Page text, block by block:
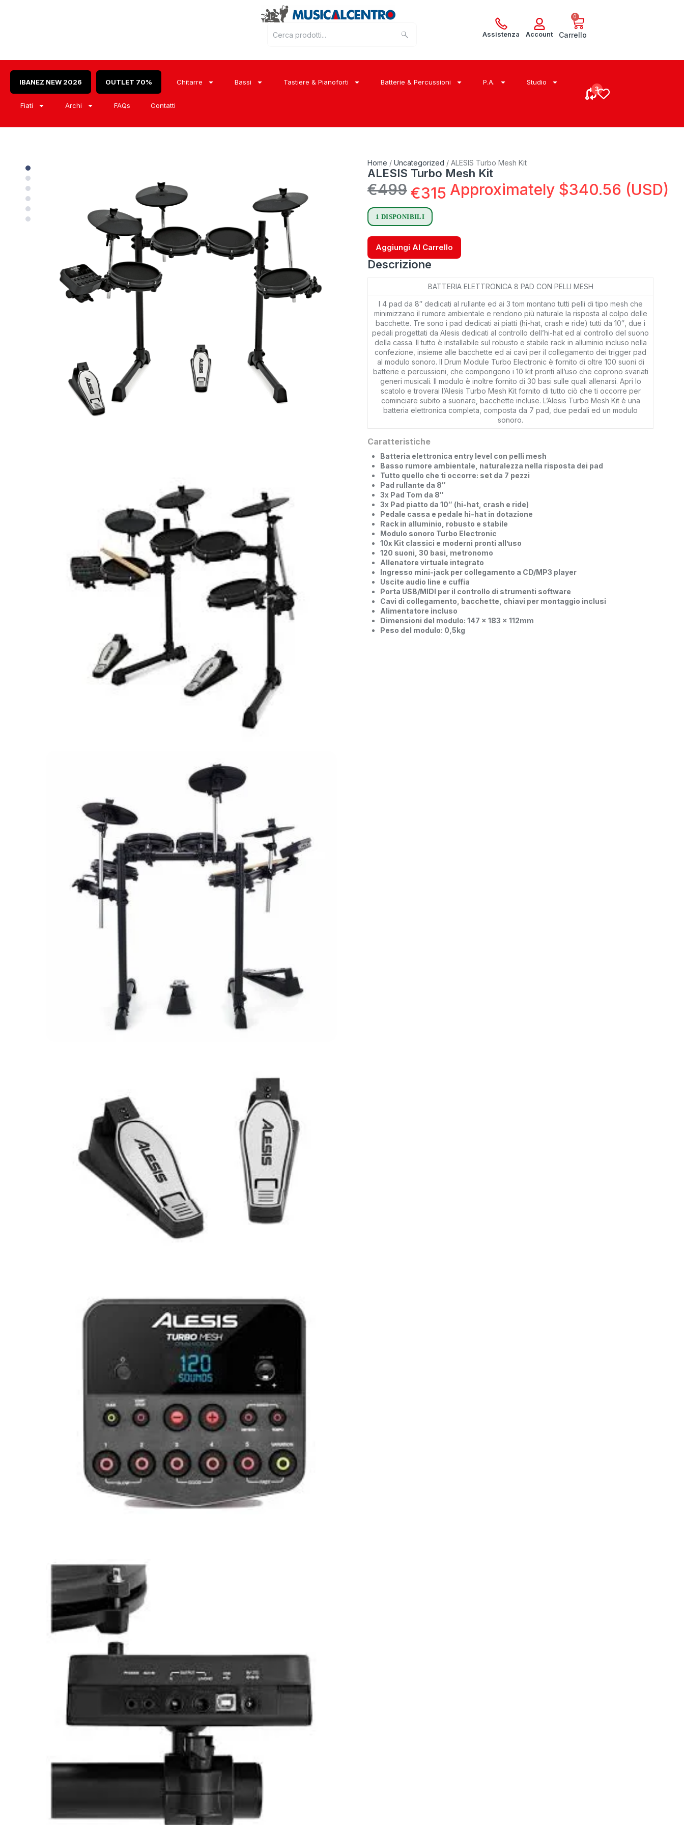
Assistenza Account
0
Carrello
IBANEZ NEW 2026 OUTLET 70% Chitarre Bassi Tastiere & Pianoforti Batterie & Percussioni P.A. Studio
Fiati Archi FAQs Contatti
Home / Uncategorized / ALESIS Turbo Mesh Kit
ALESIS Turbo Mesh Kit
€499€315 Approximately $340.56 (USD)
1 DISPONIBILI
Aggiungi Al Carrello
Descrizione
BATTERIA ELETTRONICA 8 PAD CON PELLI MESH
I 4 pad da 8″ dedicati al rullante ed ai 3 tom montano tutti pelli di tipo mesh che
minimizzano il rumore ambientale e rendono più naturale la risposta al colpo delle
bacchette. Tre sono i pad dedicati ai piatti (hi-hat, crash e ride) tutti da 10″, due i
pedali progettati da Alesis dedicati al controllo dell’hi-hat ed al controllo del suono
della cassa. Il tutto è installabile sul robusto e stabile rack in alluminio incluso nella
confezione, insieme alle bacchette ed ai cavi per il collegamento dei trigger pad
al modulo sonoro. Il Drum Module Turbo Electronic è fornito di oltre 100 suoni di
batterie e percussioni, che compongono i 10 kit pronti all’uso che coprono svariati
generi musicali. Il modulo è inoltre fornito di 30 basi sulle quali allenarsi. Apri lo
scatolo e troverai l’Alesis Turbo Mesh Kit fornito di tutto ciò che ti occorre per
cominciare subito a suonare, bacchette incluse. L’Alesis Turbo Mesh Kit è una
batteria elettronica completa, composta da 7 pad, due pedali ed un modulo
sonoro.
Caratteristiche
Batteria elettronica entry level con pelli mesh
Basso rumore ambientale, naturalezza nella risposta dei pad
Tutto quello che ti occorre: set da 7 pezzi
Pad rullante da 8″
3x Pad Tom da 8″
3x Pad piatto da 10″ (hi-hat, crash e ride)
Pedale cassa e pedale hi-hat in dotazione
Rack in alluminio, robusto e stabile
Modulo sonoro Turbo Electronic
10x Kit classici e moderni pronti all’uso
120 suoni, 30 basi, metronomo
Allenatore virtuale integrato
Ingresso mini-jack per collegamento a CD/MP3 player
Uscite audio line e cuffia
Porta USB/MIDI per il controllo di strumenti software
Cavi di collegamento, bacchette, chiavi per montaggio inclusi
Alimentatore incluso
Dimensioni del modulo: 147 x 183 x 112mm
Peso del modulo: 0,5kg